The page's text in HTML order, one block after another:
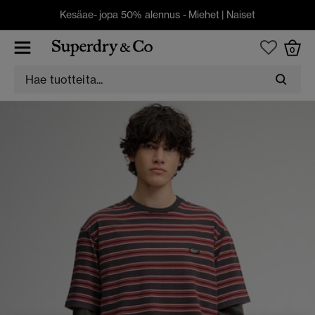
Kesäae- jopa 50% alennus - Miehet | Naiset
0